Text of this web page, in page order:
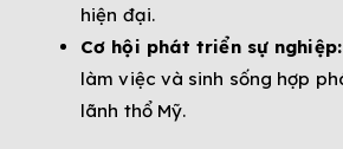
hiện đại.
Cơ hội phát triển sự nghiệp:
làm việc và sinh sống hợp
lãnh thổ Mỹ.